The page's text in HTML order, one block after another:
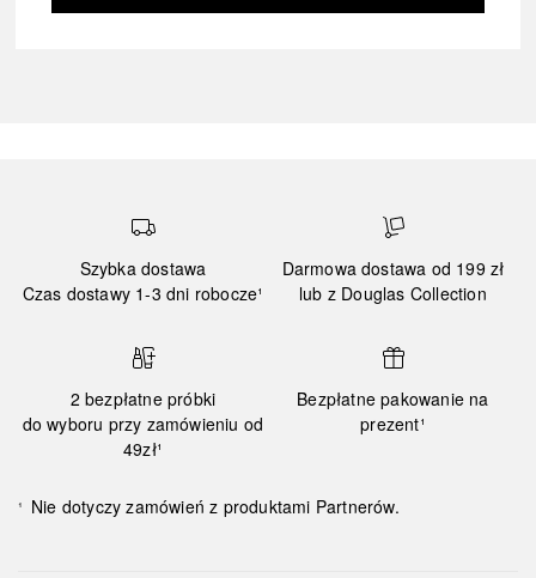
Szybka dostawa
Czas dostawy 1-3 dni robocze¹
Darmowa dostawa od 199 zł
lub z Douglas Collection
2 bezpłatne próbki
do wyboru przy zamówieniu od
49zł¹
Bezpłatne pakowanie na
prezent¹
¹ Nie dotyczy zamówień z produktami Partnerów.